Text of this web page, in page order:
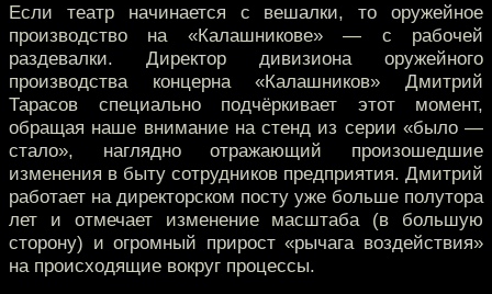
Если театр начинается с вешалки, то оружейное
производство на «Калашникове» — с рабочей
раздевалки. Директор дивизиона оружейного
производства концерна «Калашников» Дмитрий
Тарасов специально подчёркивает этот момент,
обращая наше внимание на стенд из серии «было —
стало», наглядно отражающий произошедшие
изменения в быту сотрудников предприятия. Дмитрий
работает на директорском посту уже больше полутора
лет и отмечает изменение масштаба (в большую
сторону) и огромный прирост «рычага воздействия»
на происходящие вокруг процессы.